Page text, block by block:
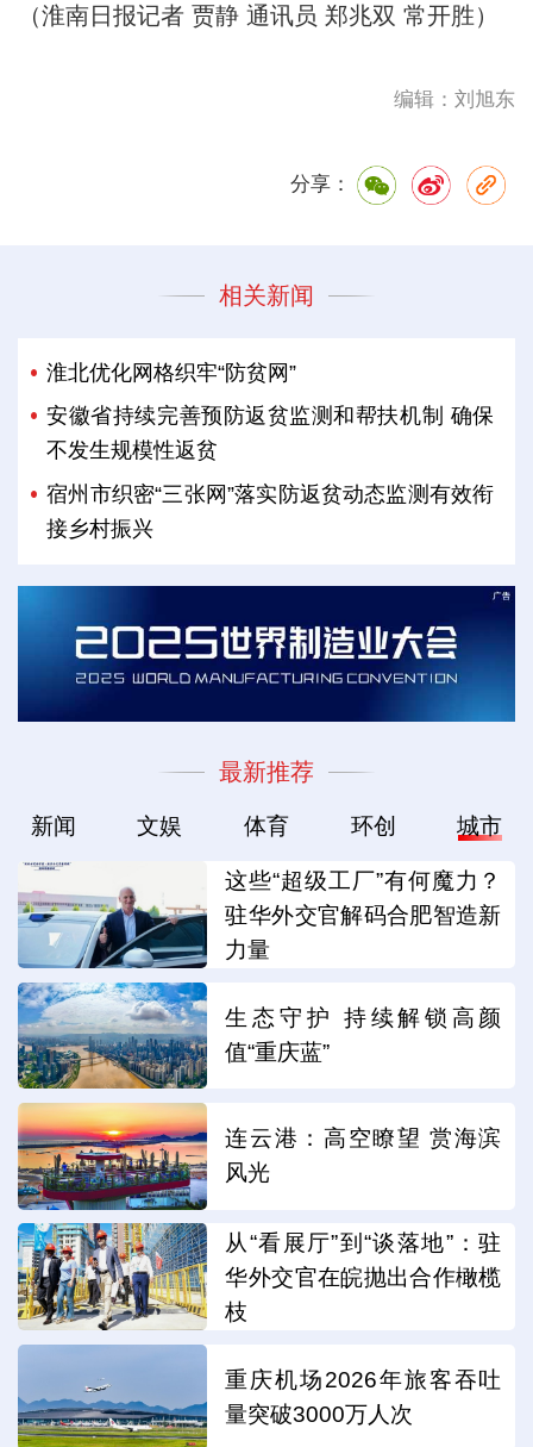
（淮南日报记者 贾静 通讯员 郑兆双 常开胜）
编辑：刘旭东
分享：
相关新闻
淮北优化网格织牢“防贫网”
安徽省持续完善预防返贫监测和帮扶机制 确保
不发生规模性返贫
宿州市织密“三张网”落实防返贫动态监测有效衔
接乡村振兴
最新推荐
新闻 文娱 体育 环创 城市
这些“超级工厂”有何魔力？
驻华外交官解码合肥智造新
力量
生态守护 持续解锁高颜
值“重庆蓝”
连云港：高空瞭望 赏海滨
风光
从“看展厅”到“谈落地”：驻
华外交官在皖抛出合作橄榄
枝
重庆机场2026年旅客吞吐
量突破3000万人次